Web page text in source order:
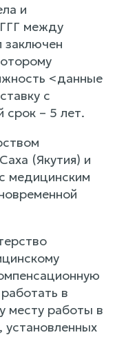
и
между
<данные
с
– 5 лет.
(Якутия) и
медицинским
в
месту работы в
установленных